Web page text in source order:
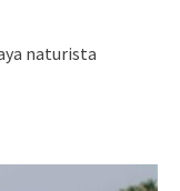
naturista